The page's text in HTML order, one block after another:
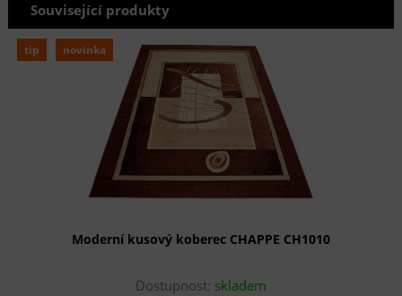
Související produkty
tip novinka
Moderní kusový koberec CHAPPE CH1010
Dostupnost: skladem